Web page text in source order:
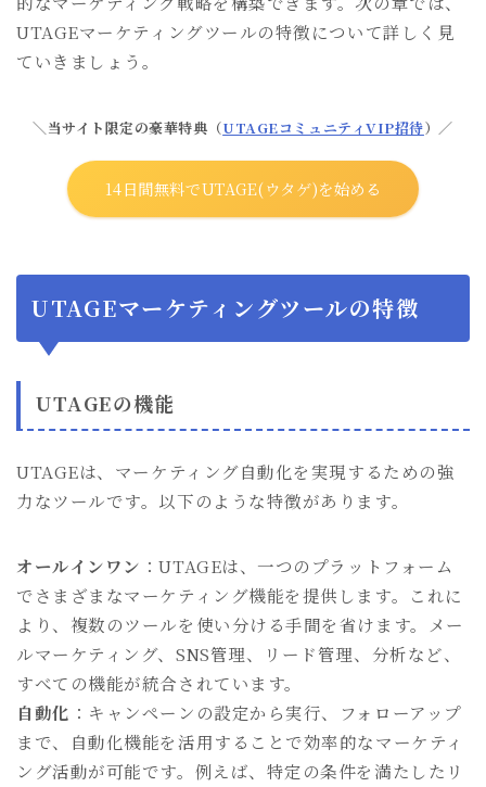
UTAGEマーケティングツールの特徴について詳しく見
ていきましょう。
＼当サイト限定の豪華特典（UTAGEコミュニティVIP招待）／
14日間無料でUTAGE(ウタゲ)を始める
UTAGEマーケティングツールの特徴
UTAGEの機能
UTAGEは、マーケティング自動化を実現するための強
力なツールです。以下のような特徴があります。
オールインワン ：UTAGEは、一つのプラットフォーム
でさまざまなマーケティング機能を提供します。これに
より、複数のツールを使い分ける手間を省けます。メー
ルマーケティング、SNS管理、リード管理、分析など、
すべての機能が統合されています。
自動化 ：キャンペーンの設定から実行、フォローアップ
まで、自動化機能を活用することで効率的なマーケティ
ング活動が可能です。例えば、特定の条件を満たしたリ